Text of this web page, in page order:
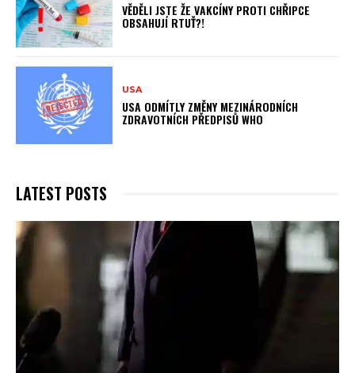
VĚDĚLI JSTE ŽE VAKCÍNY PROTI CHŘIPCE
OBSAHUJÍ RTUŤ?!
USA
USA ODMÍTLY ZMĚNY MEZINÁRODNÍCH
ZDRAVOTNÍCH PŘEDPISŮ WHO
LATEST POSTS